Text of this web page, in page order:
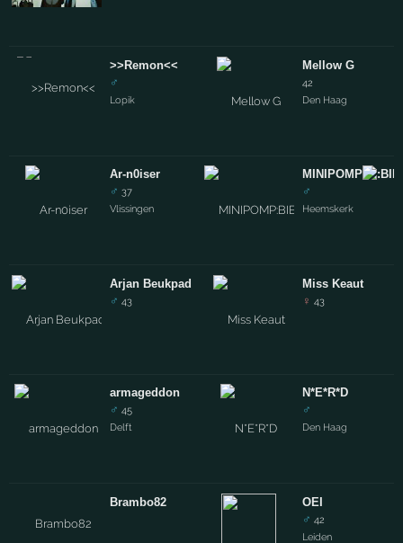
>>Remon<<
♂
Lopik
Ar-n0iser
♂ 37
Vlissingen
Arjan Beukpad
♂ 43
armageddon
♂ 45
Delft
Brambo82
Mellow G
42
Den Haag
MINIPOMP
♂
Heemskerk
Miss Keaut
♀ 43
N*E*R*D
♂
Den Haag
OEI
♂ 42
Leiden